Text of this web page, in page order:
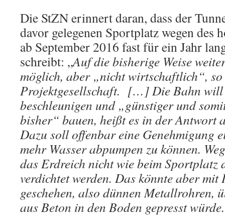
Die StZN erinnert daran, dass der
davor gelegenen Sportplatz wegen des
ab September 2016 fast für ein Jahr
schreibt: „Auf die bisherige Weise
möglich, aber „nicht wirtschaftlich“,
Projektgesellschaft. […]Die Bahn
beschleunigen und „günstiger und
bisher“ bauen, heißt es in der Antwort
Dazu soll offenbar eine Genehmigung
mehr Wasser abpumpen zu können.
das Erdreich nicht wie beim Sportplatz
verdichtet werden. Das könnte aber
geschehen, also dünnen Metallrohren,
aus Beton in den Boden gepresst